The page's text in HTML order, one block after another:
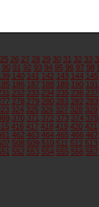
25 26 27 28 29 30 31 32 33
90 91 92 93 94 95 96 97 98
140 141 142 143 144 145
186 187 188 189 190 191
232 233 234 235 236 237
278 279 280 281 282 283
324 325 326 327 328 329
370 371 372 373 374 375
416 417 418 419 420 421
462 463 464 465 466 467
508 509 510 511 512 513
552 553 554 555 556 557